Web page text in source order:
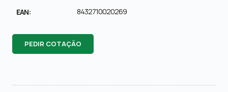
EAN: 8432710020269
PEDIR COTAÇÃO